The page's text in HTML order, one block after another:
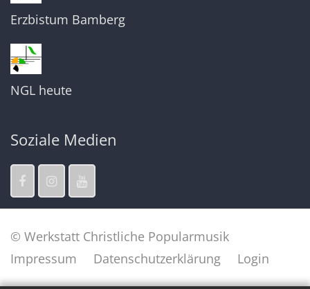
Erzbistum Bamberg
NGL heute
Soziale Medien
© Werkstatt Christliche Popularmusik
Impressum
Datenschutzerklärung Login